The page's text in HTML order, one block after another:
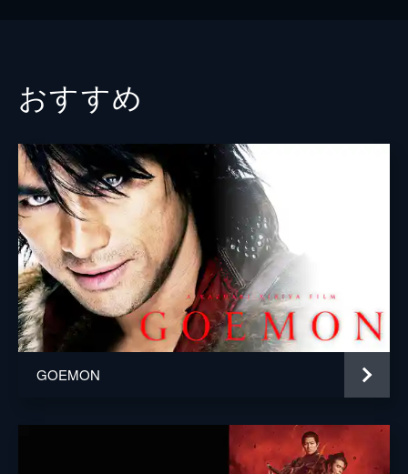
監督
脚本 まつだ壱岱
音楽 諸橋邦行
製作 宮路敬久
磯山敦
齋藤正登
三木和史
おすすめ
GOEMON